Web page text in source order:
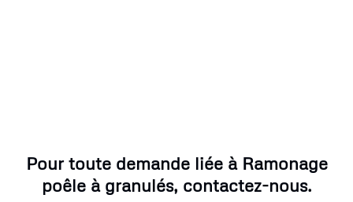
Pour toute demande liée à Ramonage
poêle à granulés, contactez-nous.